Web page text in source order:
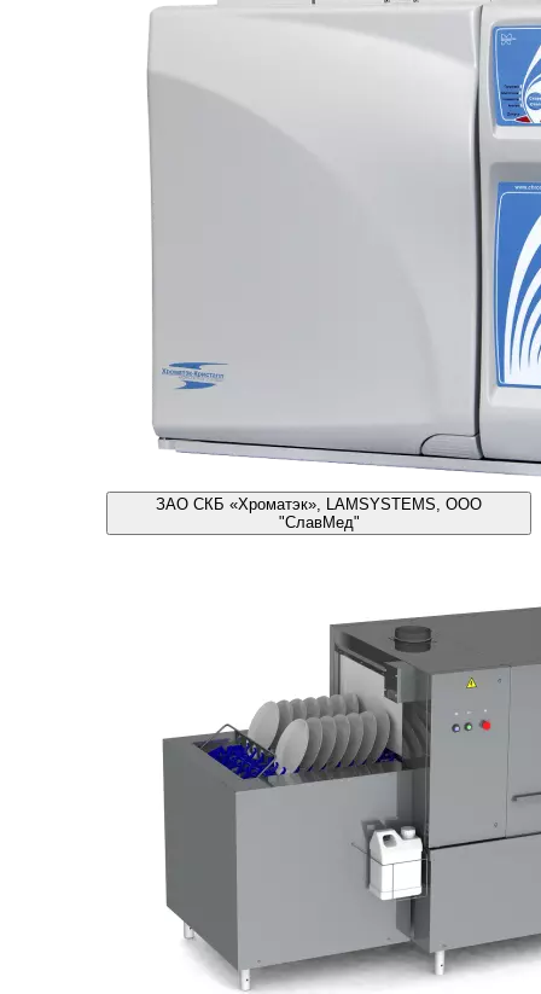
ЗАО СКБ «Хроматэк», LAMSYSTEMS, ООО
"СлавМед"